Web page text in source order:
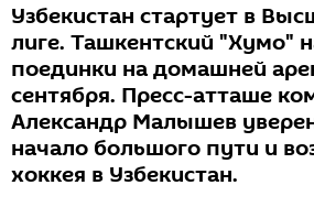
Узбекистан стартует в
лиге. Ташкентский "Хумо"
поединки на домашней
сентября. Пресс-атташе
Александр Малышев
начало большого пути и
хоккея в Узбекистан.